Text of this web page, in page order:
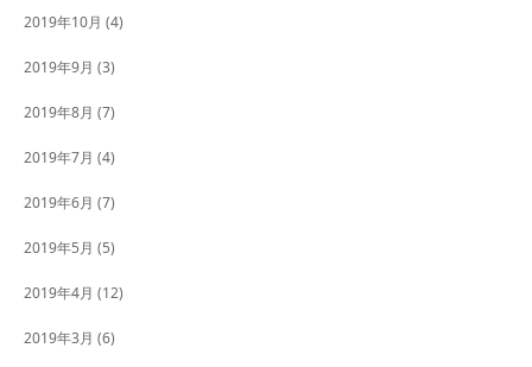
2019年10月 (4)
2019年9月 (3)
2019年8月 (7)
2019年7月 (4)
2019年6月 (7)
2019年5月 (5)
2019年4月 (12)
2019年3月 (6)